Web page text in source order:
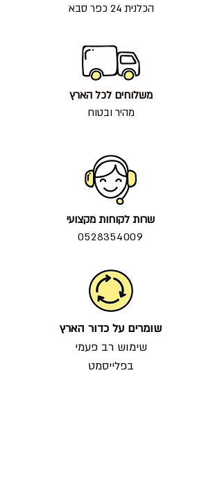
הכלנית 24 כפר סבא
משלוחים לכל הארץ
מהיר ובטוח
שרות לקוחות מקצועי
0528354009
שומרים על כדור הארץ
שימוש רב פעמי
בפלייסמט